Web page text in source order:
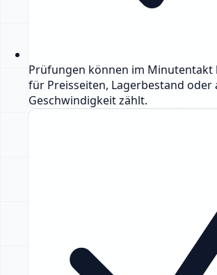
Prüfungen können im
für Preisseiten, Lagerbestand oder
Geschwindigkeit zählt.